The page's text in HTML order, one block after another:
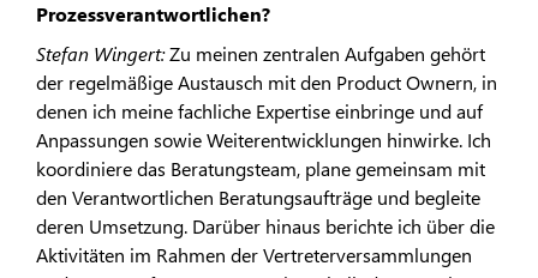
Prozessverantwortlichen?
Stefan Wingert:Zu meinen zentralen Aufgaben gehört
der regelmäßige Austausch mit den Product Ownern, in
denen ich meine fachliche Expertise einbringe und auf
Anpassungen sowie Weiterentwicklungen hinwirke. Ich
koordiniere das Beratungsteam, plane gemeinsam mit
den Verantwortlichen Beratungsaufträge und begleite
deren Umsetzung. Darüber hinaus berichte ich über die
Aktivitäten im Rahmen der Vertreterversammlungen